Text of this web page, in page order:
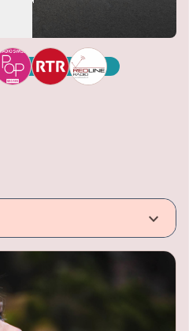
keyboard_arrow_down